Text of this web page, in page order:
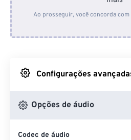
Do Google
Do OneDrive
Ao prosseguir, você concorda com
Configurações
Opções de áudio
Codec de áudio